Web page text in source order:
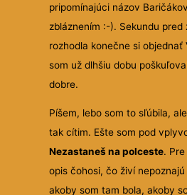
pripomínajúci názov
zbláznením :-). Sekundu pred
rozhodla konečne si
som už dlhšiu dobu
dobre.
Píšem, lebo som to sľúbila,
tak cítim. Ešte som pod
Nezastaneš na polceste.
opis čohosi, čo živí
akoby som tam bola, akoby